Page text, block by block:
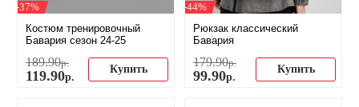
-37%
Костюм тренировочный
Бавария сезон 24-25
189.90р.
119.90р.
Купить
-44%
Рюкзак классический
Бавария
179.90р.
99.90р.
Купить